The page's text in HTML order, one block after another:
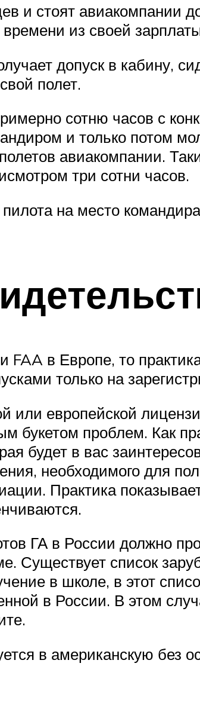
и стоят авиакомпании
из своей
допуск в кабину,
полет.
сотню часов с
и только потом
авиакомпании.
три сотни часов.
на место
FAA в Европе, то
только на
или европейской
букетом проблем. Как
будет в вас
необходимого для
Практика
ГА в России должно
Существует список
в школе, в этот
в России. В этом
в американскую без